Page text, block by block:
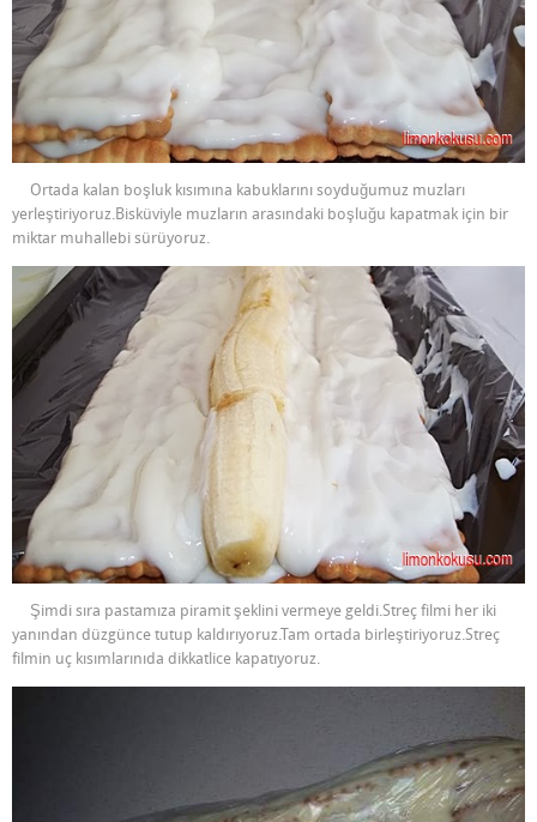
Ortada kalan boşluk kısımına kabuklarını soyduğumuz muzları
yerleştiriyoruz.Bisküviyle muzların arasındaki boşluğu kapatmak için bir
miktar muhallebi sürüyoruz.
Şimdi sıra pastamıza piramit şeklini vermeye geldi.Streç filmi her iki
yanından düzgünce tutup kaldırıyoruz.Tam ortada birleştiriyoruz.Streç
filmin uç kısımlarınıda dikkatlice kapatıyoruz.